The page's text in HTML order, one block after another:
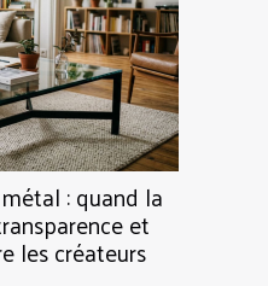
: quand la
et
les créateurs